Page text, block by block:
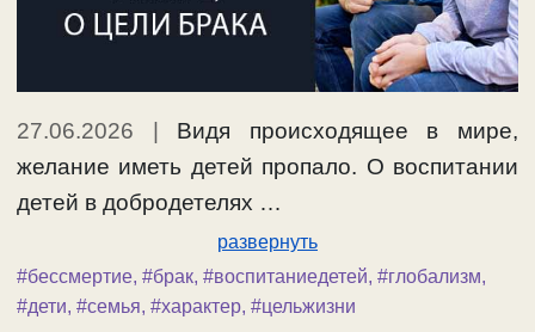
27.06.2026
Видя происходящее в мире,
желание иметь детей пропало. О воспитании
детей в добродетелях …
развернуть
#бессмертие, #брак, #воспитаниедетей, #глобализм,
#дети, #семья, #характер, #цельжизни